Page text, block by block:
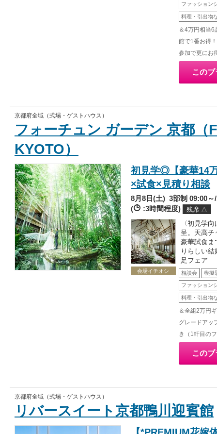
ファッション
料理・引出物
＆4万円相当
館で1番お得
参加で更にお
この
京都府全域（式場・ゲストハウス）
フォーチュン ガーデン 京都（
KYOTO）
初見学◎【豪華14
×試食×見積り相談
8月8日(土)3部制 09:00～/
(
:3時間程度) 残席 △
会場イチオシ
〈初見学
呈。天高チ
豪華試食ま
りらしい
足フェア
相談会 模擬
ファッション
料理・引出物
＆全組2万円
グレードアッ
き（1軒目の
この
京都府全域（式場・ゲストハウス）
リバースイート京都鴨川迎賓館